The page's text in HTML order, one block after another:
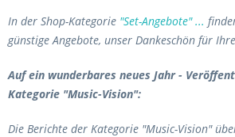
In der Shop-Kategorie "Set-Angebote" ...
günstige Angebote, unser Dankeschön für
Auf ein wunderbares neues Jahr -
Kategorie "Music-Vision":
Die Berichte der Kategorie "Music-Vision"